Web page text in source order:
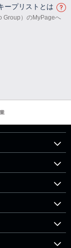
ープリストとは
Group）のMyPageへ